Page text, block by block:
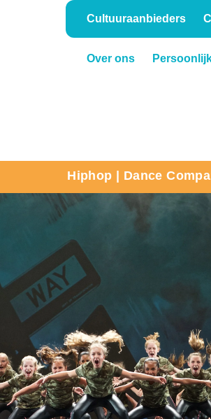
Cultuuraanbieders
Over ons
Hiphop | Dance